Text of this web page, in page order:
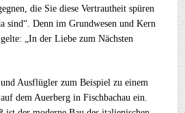
die Sie diese Vertrautheit spüren
sind“. Denn im Grundwesen und Kern
„In der Liebe zum Nächsten
Ausflügler zum Beispiel zu einem
dem Auerberg in Fischbachau ein.